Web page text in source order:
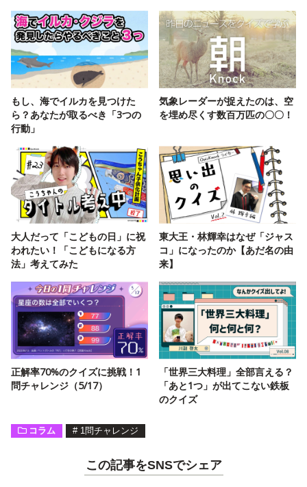
もし、海でイルカを見つけた
ら？あなたが取るべき「3つの
行動」
気象レーダーが捉えたのは、空
を埋め尽くす数百万匹の〇〇！
大人だって「こどもの日」に祝
われたい！「こどもになる方
法」考えてみた
東大王・林輝幸はなぜ「ジャス
コ」になったのか【あだ名の由
来】
正解率70%のクイズに挑戦！1
問チャレンジ（5/17）
「世界三大料理」全部言える？
「あと1つ」が出てこない鉄板
のクイズ
コラム # 1問チャレンジ
この記事をSNSでシェア